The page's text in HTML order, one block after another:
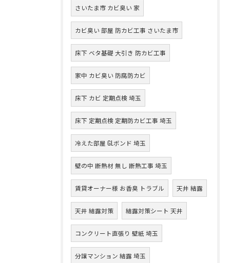
さいたま市 カビ臭い 家
カビ臭い 部屋 防カビ工事 さいたま市
床下 ベタ基礎 大引き 防カビ工事
家中 カビ臭い 防腐防カビ
床下 カビ 定期点検 埼玉
床下 定期点検 定期防カビ工事 埼玉
冷えた部屋 GLボンド 埼玉
壁の中 断熱材 無し 断熱工事 埼玉
賃貸オーナー様 お香臭 トラブル 天井 結露
天井 結露対策 結露対策シート 天井
コンクリート直張り 壁紙 埼玉
分譲マンション 結露 埼玉